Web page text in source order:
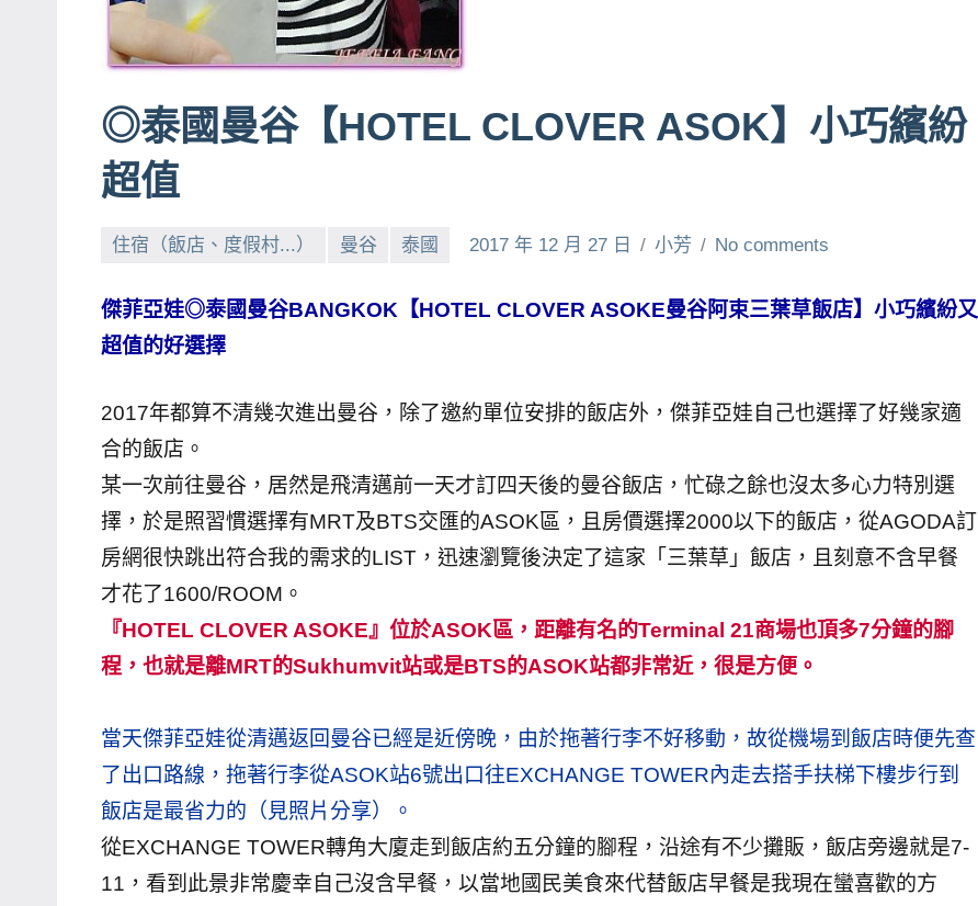
News
探
節
班
外
景
持、
吳
哥
窟
泰
國
遊
作
者、
各
表
會
◎泰國曼谷【HOTEL CLOVER ASOK】小巧繽紛
超值
住宿（飯店、度假村...） 曼谷 泰國 2017 年 12 月 27 日 小芳 No comments
傑菲亞娃◎泰國曼谷BANGKOK【HOTEL CLOVER ASOKE曼谷阿束三葉草飯店】小巧繽紛又
超值的好選擇
2017年都算不清幾次進出曼谷，除了邀約單位安排的飯店外，傑菲亞娃自己也選擇了好幾家適
合的飯店。
某一次前往曼谷，居然是飛清邁前一天才訂四天後的曼谷飯店，忙碌之餘也沒太多心力特別選
擇，於是照習慣選擇有MRT及BTS交匯的ASOK區，且房價選擇2000以下的飯店，從AGODA訂
房網很快跳出符合我的需求的LIST，迅速瀏覽後決定了這家「三葉草」飯店，且刻意不含早餐
才花了1600/ROOM。
『HOTEL CLOVER ASOKE』位於ASOK區，距離有名的Terminal 21商場也頂多7分鐘的腳
程，也就是離MRT的Sukhumvit站或是BTS的ASOK站都非常近，很是方便。
當天傑菲亞娃從清邁返回曼谷已經是近傍晚，由於拖著行李不好移動，故從機場到飯店時便先查
了出口路線，拖著行李從ASOK站6號出口往EXCHANGE TOWER內走去搭手扶梯下樓步行到
飯店是最省力的（見照片分享）。
從EXCHANGE TOWER轉角大廈走到飯店約五分鐘的腳程，沿途有不少攤販，飯店旁邊就是7-
11，看到此景非常慶幸自己沒含早餐，以當地國民美食來代替飯店早餐是我現在蠻喜歡的方